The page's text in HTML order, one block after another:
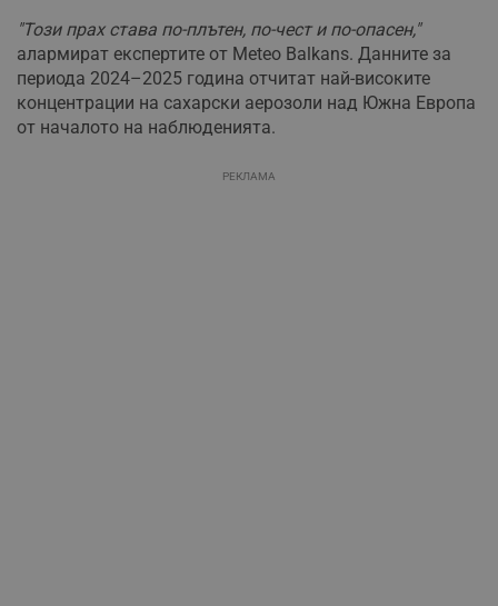
"Този прах става по-плътен, по-чест и по-опасен,"
алармират експертите от Meteo Balkans. Данните за
периода 2024–2025 година отчитат най-високите
концентрации на сахарски аерозоли над Южна Европа
от началото на наблюденията.
РЕКЛАМА